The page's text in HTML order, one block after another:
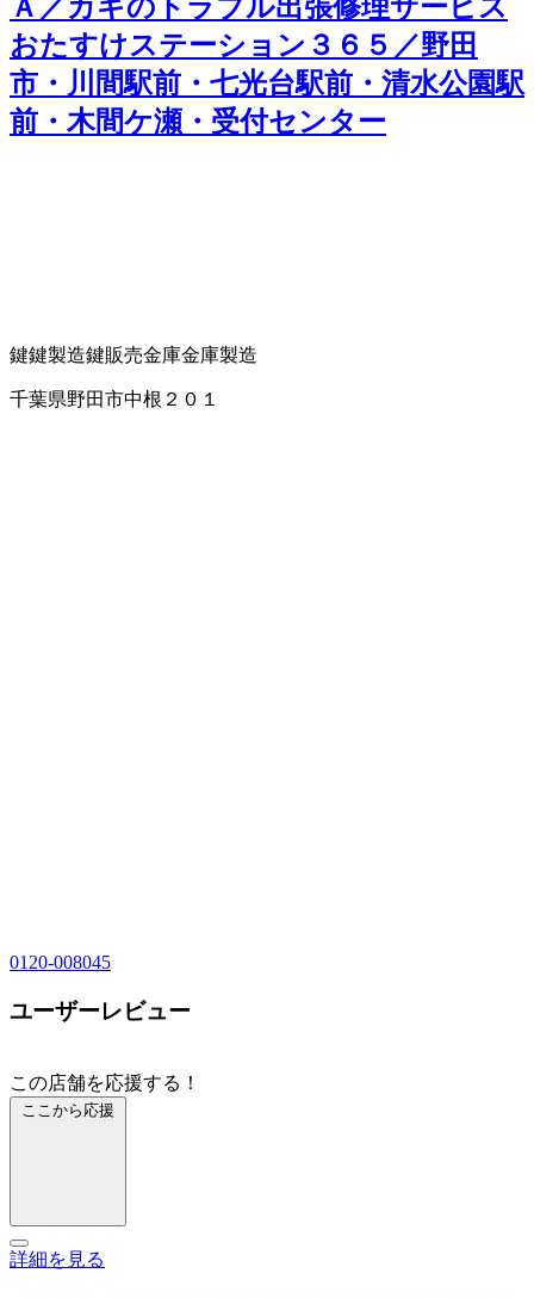
Ａ／カギのトラブル出張修理サービス
おたすけステーション３６５／野田
市・川間駅前・七光台駅前・清水公園駅
前・木間ケ瀬・受付センター
鍵鍵製造鍵販売金庫金庫製造
千葉県野田市中根２０１
0120-008045
ユーザーレビュー
この店舗を応援する！
ここから応援
詳細を見る